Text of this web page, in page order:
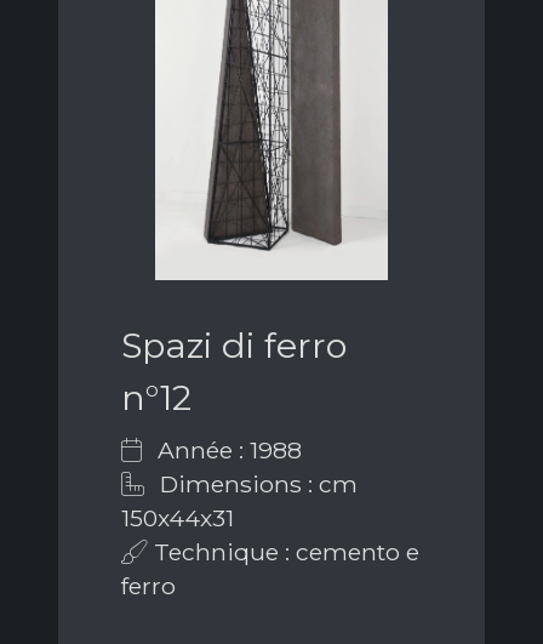
Spazi di ferro
n°12
Année : 1988
Dimensions : cm
150x44x31
Technique : cemento e
ferro